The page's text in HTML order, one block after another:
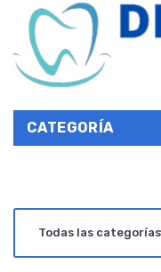
CATEGORÍA